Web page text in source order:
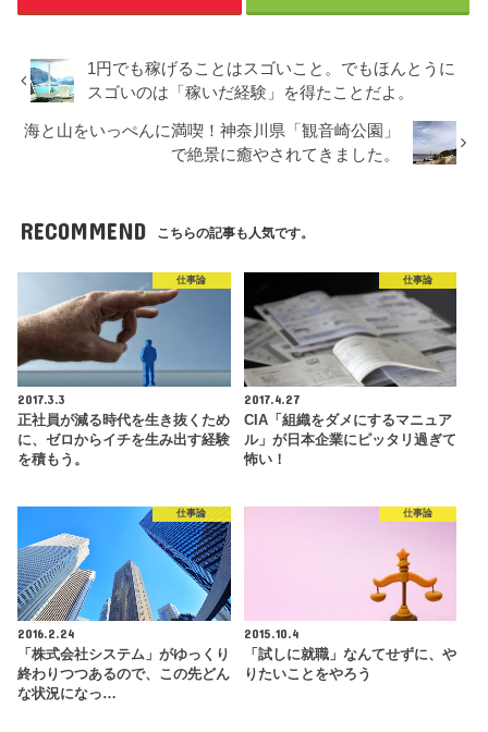
1円でも稼げることはスゴいこと。でもほんとうに
スゴいのは「稼いだ経験」を得たことだよ。
海と山をいっぺんに満喫！神奈川県「観音崎公園」
で絶景に癒やされてきました。
RECOMMEND こちらの記事も人気です。
仕事論
2017.3.3
正社員が減る時代を生き抜くため
に、ゼロからイチを生み出す経験
を積もう。
仕事論
2017.4.27
CIA「組織をダメにするマニュア
ル」が日本企業にピッタリ過ぎて
怖い！
仕事論
2016.2.24
「株式会社システム」がゆっくり
終わりつつあるので、この先どん
な状況になっ…
仕事論
2015.10.4
「試しに就職」なんてせずに、や
りたいことをやろう